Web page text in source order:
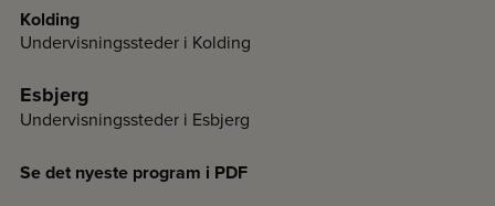
Kolding
Undervisningssteder i Kolding
Esbjerg
Undervisningssteder i Esbjerg
Se det nyeste program i PDF